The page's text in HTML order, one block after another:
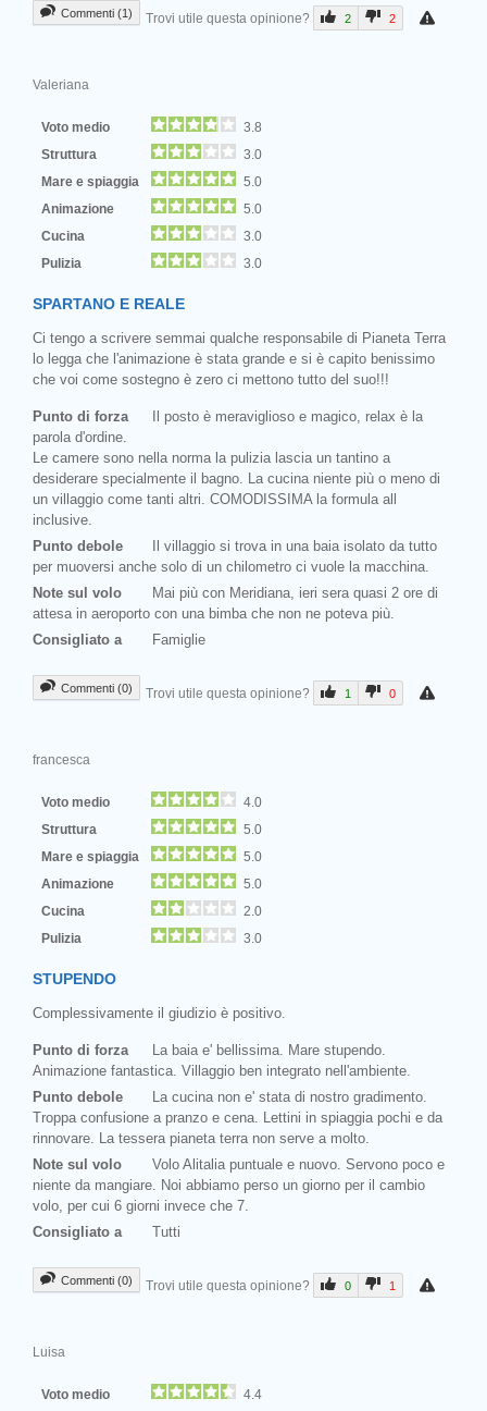
Commenti (1) Trovi utile questa opinione? 2 2
Valeriana
Voto medio
3.8
Struttura
3.0
Mare e spiaggia
5.0
Animazione
5.0
Cucina
3.0
Pulizia
3.0
SPARTANO E REALE
Ci tengo a scrivere semmai qualche responsabile di Pianeta Terra
lo legga che l'animazione è stata grande e si è capito benissimo
che voi come sostegno è zero ci mettono tutto del suo!!!
Punto di forza
Il posto è meraviglioso e magico, relax è la
parola d'ordine.
Le camere sono nella norma la pulizia lascia un tantino a
desiderare specialmente il bagno. La cucina niente più o meno di
un villaggio come tanti altri. COMODISSIMA la formula all
inclusive.
Punto debole
Il villaggio si trova in una baia isolato da tutto
per muoversi anche solo di un chilometro ci vuole la macchina.
Note sul volo
Mai più con Meridiana, ieri sera quasi 2 ore di
attesa in aeroporto con una bimba che non ne poteva più.
Consigliato a
Famiglie
Commenti (0) Trovi utile questa opinione? 1 0
francesca
Voto medio
4.0
Struttura
5.0
Mare e spiaggia
5.0
Animazione
5.0
Cucina
2.0
Pulizia
3.0
STUPENDO
Complessivamente il giudizio è positivo.
Punto di forza
La baia e' bellissima. Mare stupendo.
Animazione fantastica. Villaggio ben integrato nell'ambiente.
Punto debole
La cucina non e' stata di nostro gradimento.
Troppa confusione a pranzo e cena. Lettini in spiaggia pochi e da
rinnovare. La tessera pianeta terra non serve a molto.
Note sul volo
Volo Alitalia puntuale e nuovo. Servono poco e
niente da mangiare. Noi abbiamo perso un giorno per il cambio
volo, per cui 6 giorni invece che 7.
Consigliato a
Tutti
Commenti (0) Trovi utile questa opinione? 0 1
Luisa
Voto medio 4.4